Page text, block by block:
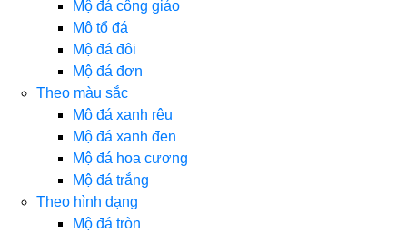
Mộ đá công giáo
Mộ tổ đá
Mộ đá đôi
Mộ đá đơn
Theo màu sắc
Mộ đá xanh rêu
Mộ đá xanh đen
Mộ đá hoa cương
Mộ đá trắng
Theo hình dạng
Mộ đá tròn